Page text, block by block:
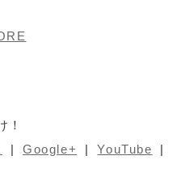
！
|Google+ |YouTube |